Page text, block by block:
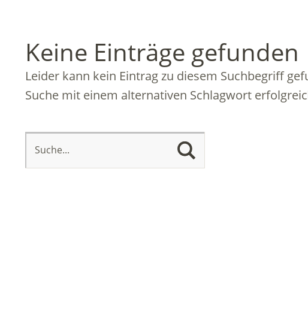
Keine Einträge gefunden
Leider kann kein Eintrag zu diesem Suchbegriff
Suche mit einem alternativen Schlagwort